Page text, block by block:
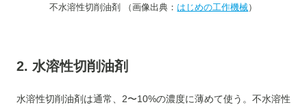
不水溶性切削油剤 （画像出典： はじめの工作機械）
2. 水溶性切削油剤
水溶性切削油剤は通常、2〜10%の濃度に薄めて使う。不水溶性